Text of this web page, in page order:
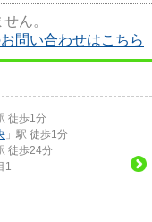
ん。
問い合わせはこちら
徒歩1分
」駅 徒歩1分
徒歩24分
1